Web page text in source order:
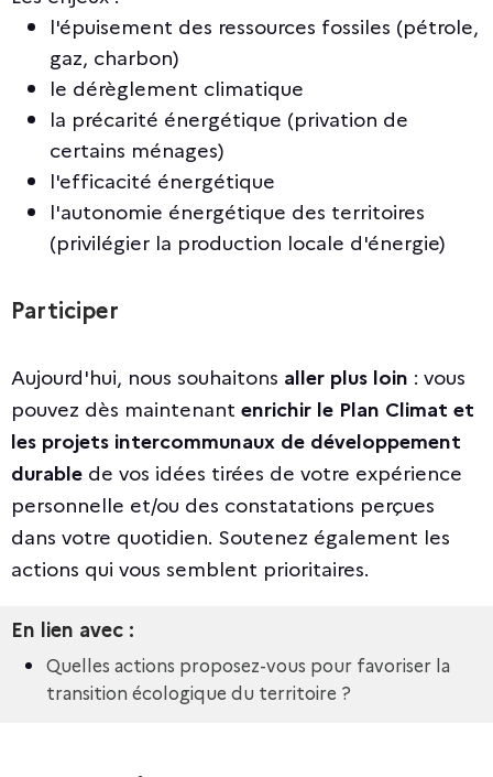
l'épuisement des ressources fossiles (pétrole,
gaz, charbon)
le dérèglement climatique
la précarité énergétique (privation de
certains ménages)
l'efficacité énergétique
l'autonomie énergétique des territoires
(privilégier la production locale d'énergie)
Participer
Aujourd'hui, nous souhaitons aller plus loin : vous
pouvez dès maintenant enrichir le Plan Climat et
les projets intercommunaux de développement
durable de vos idées tirées de votre expérience
personnelle et/ou des constatations perçues
dans votre quotidien. Soutenez également les
actions qui vous semblent prioritaires.
En lien avec :
Quelles actions proposez-vous pour favoriser la
transition écologique du territoire ?